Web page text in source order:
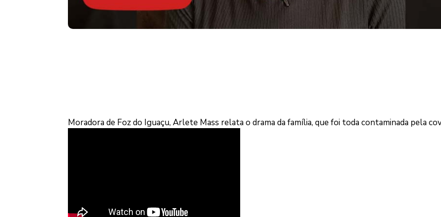
Moradora de Foz do Iguaçu, Arlete Mass relata o drama da família, que foi toda contaminada pela